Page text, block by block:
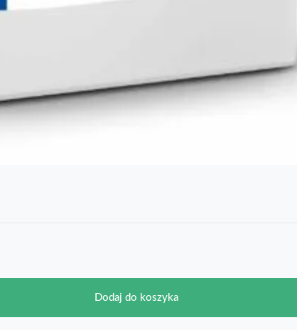
Dodaj do koszyka